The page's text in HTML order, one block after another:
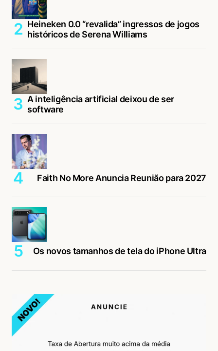
Heineken 0.0 “revalida” ingressos de jogos
históricos de Serena Williams
A inteligência artificial deixou de ser
software
Faith No More Anuncia Reunião para 2027
Os novos tamanhos de tela do iPhone Ultra